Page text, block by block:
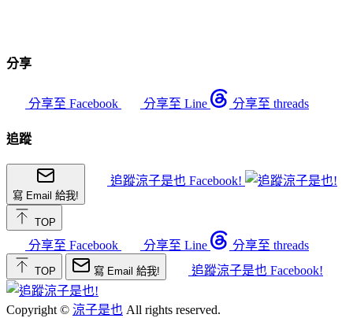
分享
分享至 Facebook 分享至 Line 分享至 threads
追蹤
寫 Email 給我!
追蹤涼子是也 Facebook!
TOP
分享至 Facebook 分享至 Line 分享至 threads
TOP 寫 Email 給我! 追蹤涼子是也 Facebook!
Copyright © 涼子是也 All rights reserved.